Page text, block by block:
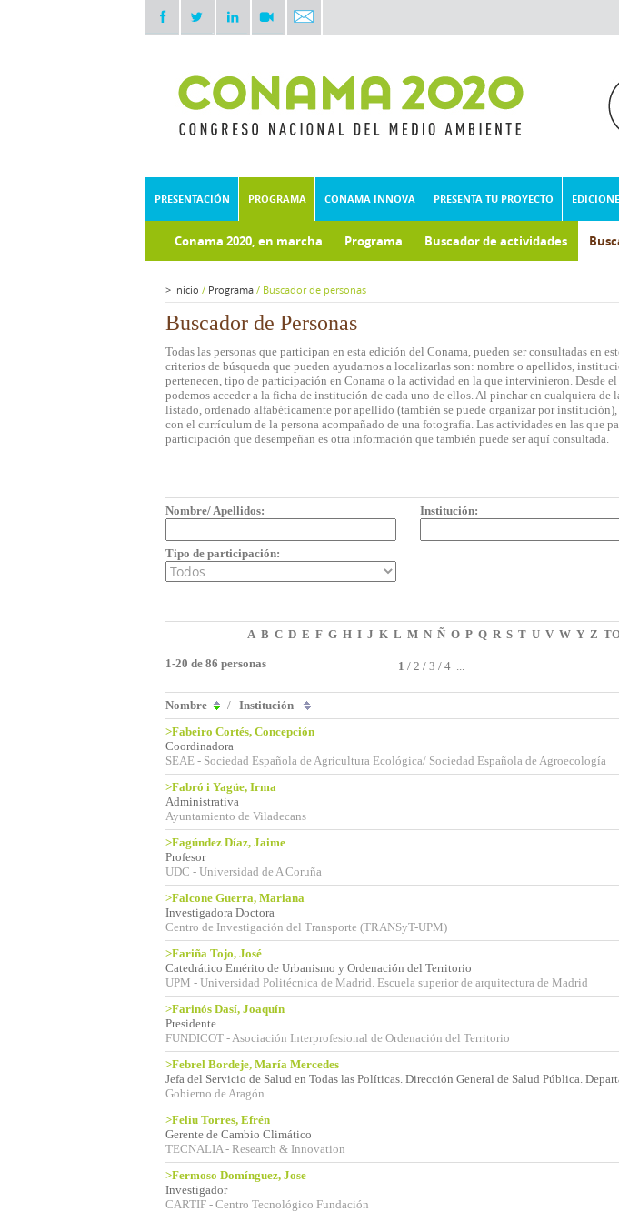
PRESENTACIÓN PROGRAMA CONAMA INNOVA PRESENTA TU PROYECTO
Conama 2020, en marcha Programa Buscador de actividades
> Inicio / Programa / Buscador de personas
Buscador de Personas
Todas las personas que participan en esta edición del Conama, pueden ser consultadas en
criterios de búsqueda que pueden ayudarnos a localizarlas son: nombre o apellidos,
pertenecen, tipo de participación en Conama o la actividad en la que intervinieron. Desde
podemos acceder a la ficha de institución de cada uno de ellos. Al pinchar en cualquiera de
listado, ordenado alfabéticamente por apellido (también se puede organizar por institución),
con el currículum de la persona acompañado de una fotografía. Las actividades en las que
participación que desempeñan es otra información que también puede ser aquí consultada.
Nombre/ Apellidos: Institución:
Tipo de participación:
A B C D E F G H I J K L M N Ñ O P Q R S T U V W Y Z
1-20 de 86 personas 1 / 2 / 3 / 4 ...
Nombre / Institución
>Fabeiro Cortés, Concepción
Coordinadora
SEAE - Sociedad Española de Agricultura Ecológica/ Sociedad Española de Agroecología
>Fabró i Yagüe, Irma
Administrativa
Ayuntamiento de Viladecans
>Fagúndez Díaz, Jaime
Profesor
UDC - Universidad de A Coruña
>Falcone Guerra, Mariana
Investigadora Doctora
Centro de Investigación del Transporte (TRANSyT-UPM)
>Fariña Tojo, José
Catedrático Emérito de Urbanismo y Ordenación del Territorio
UPM - Universidad Politécnica de Madrid. Escuela superior de arquitectura de Madrid
>Farinós Dasí, Joaquín
Presidente
FUNDICOT - Asociación Interprofesional de Ordenación del Territorio
>Febrel Bordeje, María Mercedes
Jefa del Servicio de Salud en Todas las Políticas. Dirección General de Salud Pública.
Gobierno de Aragón
>Feliu Torres, Efrén
Gerente de Cambio Climático
TECNALIA - Research & Innovation
>Fermoso Domínguez, Jose
Investigador
CARTIF - Centro Tecnológico Fundación